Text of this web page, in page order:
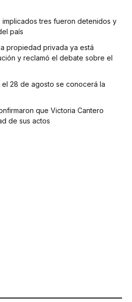
implicados tres fueron detenidos y
país
propiedad privada ya está
y reclamó el debate sobre el
el 28 de agosto se conocerá la
que Victoria Cantero
de sus actos